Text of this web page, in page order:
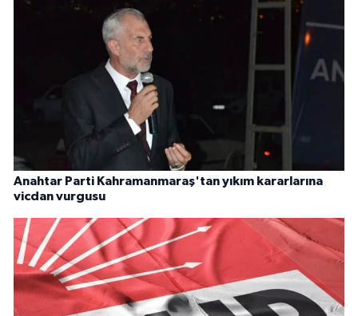
Anahtar Parti Kahramanmaraş'tan yıkım kararlarına
vicdan vurgusu